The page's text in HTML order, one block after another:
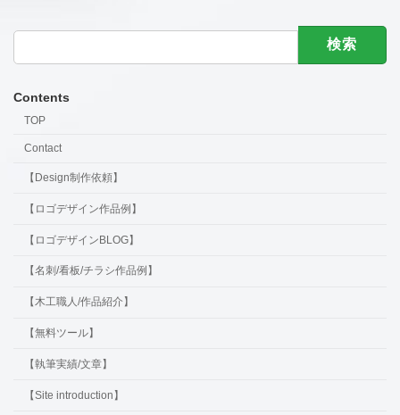
検
Contents
TOP
Contact
【Design制作依頼】
【ロゴデザイン作品例】
【ロゴデザインBLOG】
【名刺/看板/チラシ作品例】
【木工職人/作品紹介】
【無料ツール】
【執筆実績/文章】
【Site introduction】